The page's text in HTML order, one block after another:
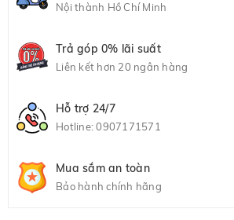
Nội thành Hồ Chí Minh
Trả góp 0% lãi suất
Liên kết hơn 20 ngân hàng
Hỗ trợ 24/7
Hotline:0907171571
Mua sắm an toàn
Bảo hành chính hãng